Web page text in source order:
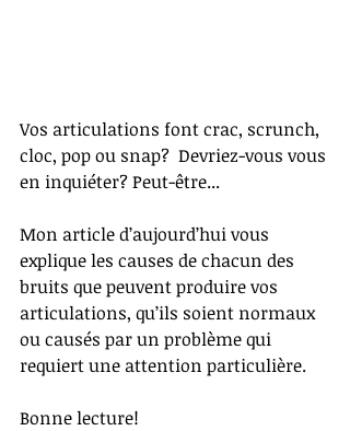
Vos articulations font crac, scrunch,
cloc, pop ou snap?  Devriez-vous vous
en inquiéter? Peut-être...
Mon article d’aujourd’hui vous
explique les causes de chacun des
bruits que peuvent produire vos
articulations, qu’ils soient normaux
ou causés par un problème qui
requiert une attention particulière.
Bonne lecture!